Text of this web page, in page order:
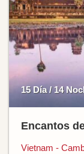
15 Día / 14
Encantos
Vietnam -